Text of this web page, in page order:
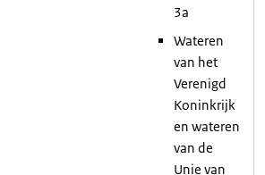
3a
Wateren
van het
Verenigd
Koninkrijk
en wateren
van de
Unie van